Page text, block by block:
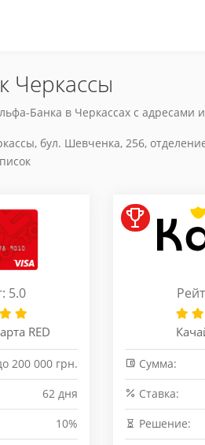
Черкассы
Банка в Черкассах с адресами
бул. Шевченка, 256,
5.0
RED
200 000 грн.
62 дня
10%
Сумма:
Cтавка:
Решение: